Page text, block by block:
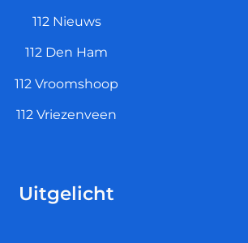
112 Nieuws
112 Den Ham
112 Vroomshoop
112 Vriezenveen
Uitgelicht